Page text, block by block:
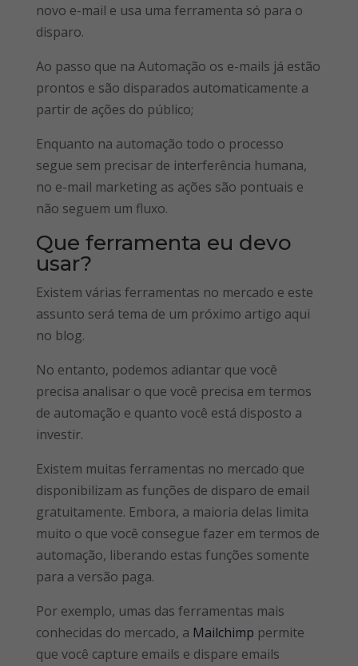
novo e-mail e usa uma ferramenta só para o
disparo.
Ao passo que na Automação os e-mails já estão
prontos e são disparados automaticamente a
partir de ações do público;
Enquanto na automação todo o processo
segue sem precisar de interferência humana,
no e-mail marketing as ações são pontuais e
não seguem um fluxo.
Que ferramenta eu devo
usar?
Existem várias ferramentas no mercado e este
assunto será tema de um próximo artigo aqui
no blog.
No entanto, podemos adiantar que você
precisa analisar o que você precisa em termos
de automação e quanto você está disposto a
investir.
Existem muitas ferramentas no mercado que
disponibilizam as funções de disparo de email
gratuitamente. Embora, a maioria delas limita
muito o que você consegue fazer em termos de
automação, liberando estas funções somente
para a versão paga.
Por exemplo, umas das ferramentas mais
conhecidas do mercado, a Mailchimp permite
que você capture emails e dispare emails